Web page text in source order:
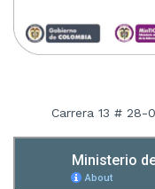
Carrera 13 # 28-